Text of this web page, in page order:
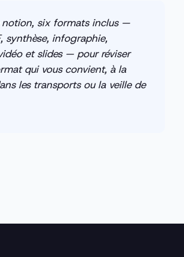
notion, six formats inclus —
synthèse, infographie,
et slides — pour réviser
qui vous convient, à la
les transports ou la veille de